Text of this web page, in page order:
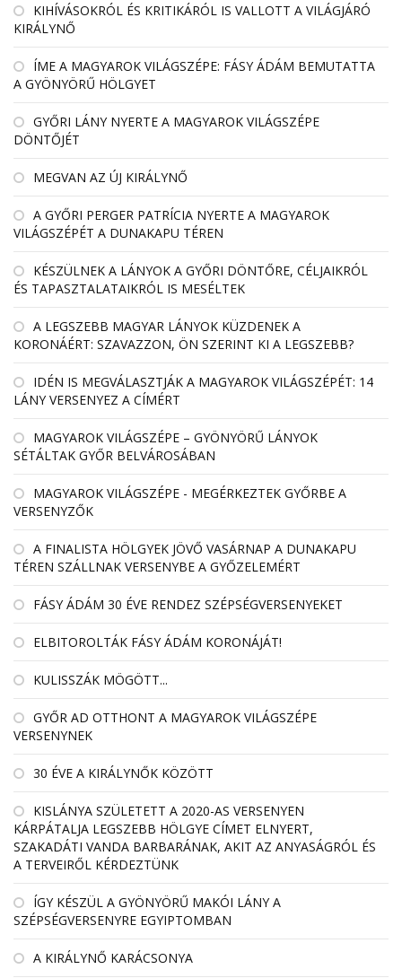
KIHÍVÁSOKRÓL ÉS KRITIKÁRÓL IS VALLOTT A VILÁGJÁRÓ
KIRÁLYNŐ
ÍME A MAGYAROK VILÁGSZÉPE: FÁSY ÁDÁM BEMUTATTA
A GYÖNYÖRŰ HÖLGYET
GYŐRI LÁNY NYERTE A MAGYAROK VILÁGSZÉPE
DÖNTŐJÉT
MEGVAN AZ ÚJ KIRÁLYNŐ
A GYŐRI PERGER PATRÍCIA NYERTE A MAGYAROK
VILÁGSZÉPÉT A DUNAKAPU TÉREN
KÉSZÜLNEK A LÁNYOK A GYŐRI DÖNTŐRE, CÉLJAIKRÓL
ÉS TAPASZTALATAIKRÓL IS MESÉLTEK
A LEGSZEBB MAGYAR LÁNYOK KÜZDENEK A
KORONÁÉRT: SZAVAZZON, ÖN SZERINT KI A LEGSZEBB?
IDÉN IS MEGVÁLASZTJÁK A MAGYAROK VILÁGSZÉPÉT: 14
LÁNY VERSENYEZ A CÍMÉRT
MAGYAROK VILÁGSZÉPE – GYÖNYÖRŰ LÁNYOK
SÉTÁLTAK GYŐR BELVÁROSÁBAN
MAGYAROK VILÁGSZÉPE - MEGÉRKEZTEK GYŐRBE A
VERSENYZŐK
A FINALISTA HÖLGYEK JÖVŐ VASÁRNAP A DUNAKAPU
TÉREN SZÁLLNAK VERSENYBE A GYŐZELEMÉRT
FÁSY ÁDÁM 30 ÉVE RENDEZ SZÉPSÉGVERSENYEKET
ELBITOROLTÁK FÁSY ÁDÁM KORONÁJÁT!
KULISSZÁK MÖGÖTT...
GYŐR AD OTTHONT A MAGYAROK VILÁGSZÉPE
VERSENYNEK
30 ÉVE A KIRÁLYNŐK KÖZÖTT
KISLÁNYA SZÜLETETT A 2020-AS VERSENYEN
KÁRPÁTALJA LEGSZEBB HÖLGYE CÍMET ELNYERT,
SZAKADÁTI VANDA BARBARÁNAK, AKIT AZ ANYASÁGRÓL ÉS
A TERVEIRŐL KÉRDEZTÜNK
ÍGY KÉSZÜL A GYÖNYÖRŰ MAKÓI LÁNY A
SZÉPSÉGVERSENYRE EGYIPTOMBAN
A KIRÁLYNŐ KARÁCSONYA